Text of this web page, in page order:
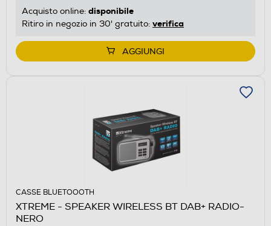
Acquisto online: disponibile
Ritiro in negozio in 30' gratuito: verifica
AGGIUNGI
CASSE BLUETOOOTH
XTREME - SPEAKER WIRELESS BT DAB+ RADIO-
NERO